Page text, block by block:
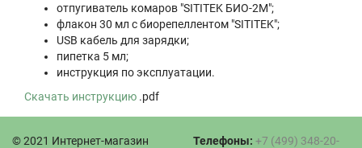
отпугиватель комаров "SITITEK БИО-2М";
флакон 30 мл с биорепеллентом "SITITEK";
USB кабель для зарядки;
пипетка 5 мл;
инструкция по эксплуатации.
Скачать инструкцию .pdf
© 2021 Интернет-магазин
Телефоны: +7 (499) 348-20-